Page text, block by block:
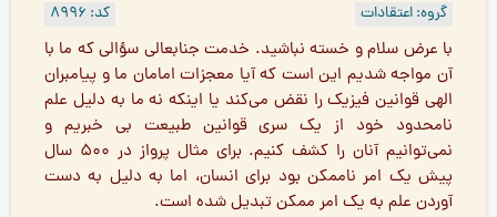
کد: 8996 گروه: اعتقادات
با عرض سلام و خسته نباشید. خدمت جنابعالی سؤالی که ما با
آن مواجه شدیم این است که آیا معجزات امامان ما و پیامبران
الهی قوانین فیزیک را نقض می‌کند یا اینکه نه ما به دلیل علم
نامحدود خود از یک سری قوانین طبیعت بی خبریم و
نمی‌توانیم آنان را کشف کنیم. برای مثال پرواز در 500 سال
پیش یک امر ناممکن بود برای انسان، اما به دلیل به دست
آوردن علم به یک امر ممکن تبدیل شده است.